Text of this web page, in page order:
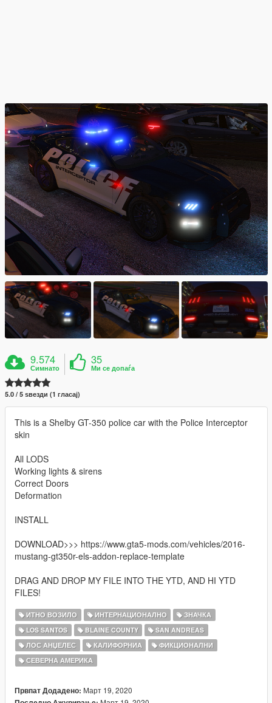
9.574
Симнато
35
Ми се допаѓа
5.0 / 5 ѕвезди (1 гласај)
This is a Shelby GT-350 police car with the Police Interceptor
skin
All LODS
Working lights & sirens
Correct Doors
Deformation
INSTALL
DOWNLOAD>>> https://www.gta5-mods.com/vehicles/2016-
mustang-gt350r-els-addon-replace-template
DRAG AND DROP MY FILE INTO THE YTD, AND HI YTD
FILES!
ИТНО ВОЗИЛО ИНТЕРНАЦИОНАЛНО
ЗНАЧКА
LOS SANTOS
BLAINE COUNTY
SAN ANDREAS
ЛОС АНЏЕЛЕС
КАЛИФОРНИА
ФИКЦИОНАЛНИ
СЕВЕРНА АМЕРИКА
Првпат Додадено: Март 19, 2020